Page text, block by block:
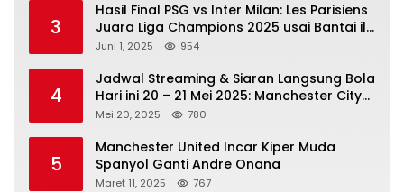
3
Hasil Final PSG vs Inter Milan: Les Parisiens
Juara Liga Champions 2025 usai Bantai il
Nerazzurri
Juni 1, 2025 954
4
Jadwal Streaming & Siaran Langsung Bola
Hari ini 20 – 21 Mei 2025: Manchester City
vs Bournemouth
Mei 20, 2025 780
5
Manchester United Incar Kiper Muda
Spanyol Ganti Andre Onana
Maret 11, 2025 767